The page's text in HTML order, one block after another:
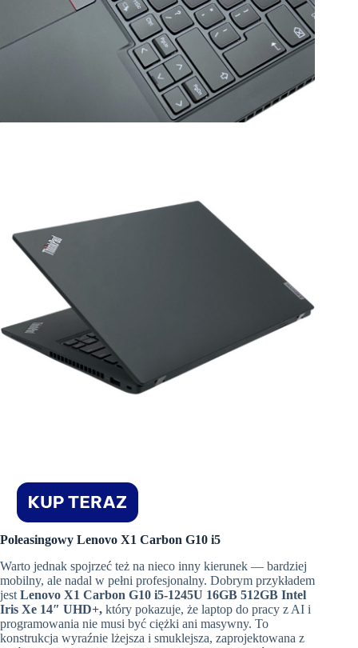
Poleasingowy Lenovo X1 Carbon G10 i5
Warto jednak spojrzeć też na nieco inny kierunek — bardziej
mobilny, ale nadal w pełni profesjonalny. Dobrym przykładem
jest Lenovo X1 Carbon G10 i5-1245U 16GB 512GB Intel
Iris Xe 14″ UHD+, który pokazuje, że laptop do pracy z AI i
programowania nie musi być ciężki ani masywny. To
konstrukcja wyraźnie lżejsza i smuklejsza, zaprojektowana z